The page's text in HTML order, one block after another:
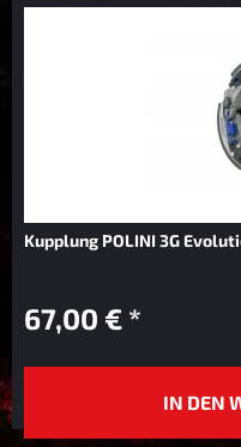
Kupplung POLINI 3G
67,00 € *
IN DEN